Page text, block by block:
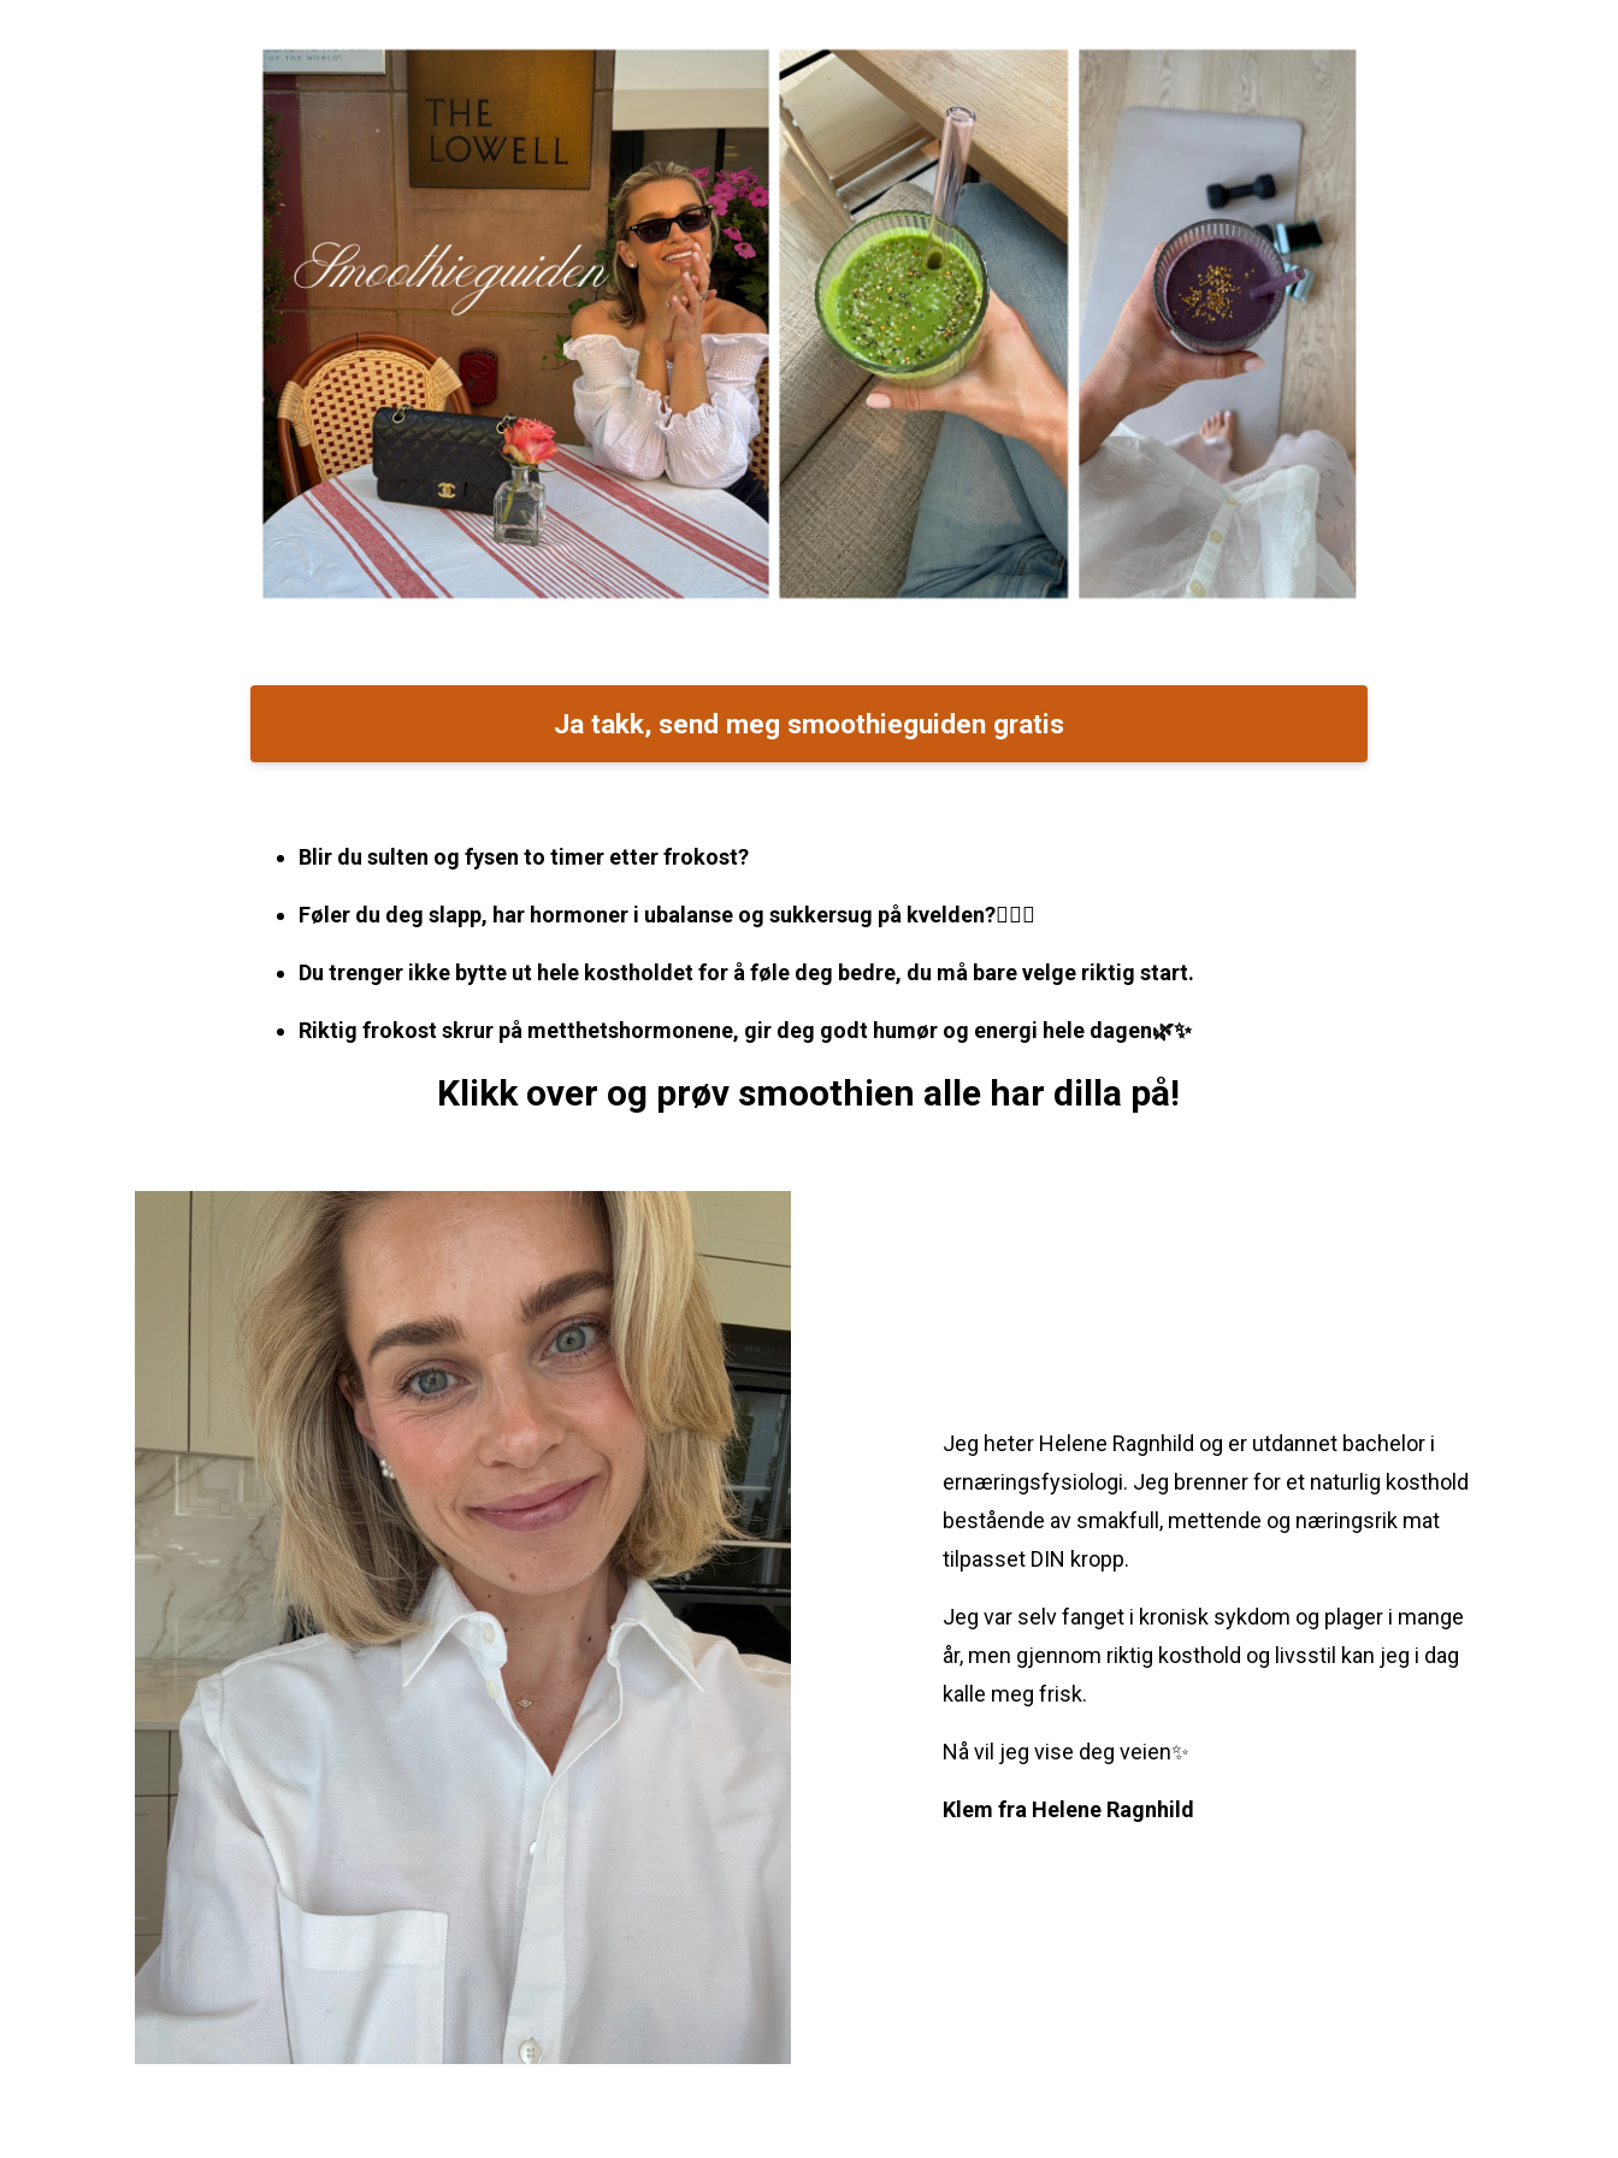
Ja takk, send meg smoothieguiden gratis
Blir du sulten og fysen to timer etter frokost?
Føler du deg slapp, har hormoner i ubalanse og sukkersug på kvelden?🙇🏼‍♀️
Du trenger ikke bytte ut hele kostholdet for å føle deg bedre, du må bare velge riktig start.
Riktig frokost skrur på metthetshormonene, gir deg godt humør og energi hele dagen🌿✨
Klikk over og prøv smoothien alle har dilla på!
Jeg heter Helene Ragnhild og er utdannet bachelor i
ernæringsfysiologi. Jeg brenner for et naturlig kosthold
bestående av smakfull, mettende og næringsrik mat
tilpasset DIN kropp.
Jeg var selv fanget i kronisk sykdom og plager i mange
år, men gjennom riktig kosthold og livsstil kan jeg i dag
kalle meg frisk.
Nå vil jeg vise deg veien✨
Klem fra Helene Ragnhild